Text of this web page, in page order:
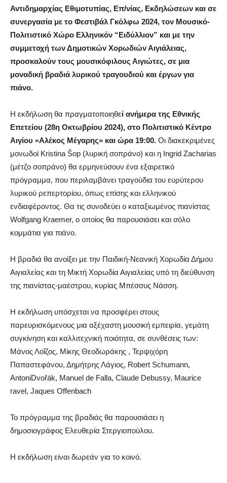
Αντιδημαρχίας Εθιμοτυπίας, Επ/νίας, Εκδηλώσεων και σε
συνεργασία με το Φεστιβάλ Γκόλφω 2024, τον Μουσικό-
Πολιτιστικό Χώρο Ελληνικόν “Ειδύλλιον” και με την
συμμετοχή των Δημοτικών Χορωδιών Αιγιάλειας,
προσκαλούν τους μουσικόφιλους Αιγιώτες, σε μια
μοναδική βραδιά λυρικού τραγουδιού και έργων για
πιάνο.
Η εκδήλωση θα πραγματοποιηθεί ανήμερα της Εθνικής
Επετείου (28η Οκτωβρίου 2024), στο Πολιτιστικό Κέντρο
Αιγίου «Αλέκος Μέγαρης» και ώρα 19:00. Οι διακεκριμένες
μονωδοί Kristina Šop (λυρική σοπράνο) και η Ingrid Zacharias
(μέτζο σοπράνο) θα ερμηνεύσουν ένα εξαιρετικό
πρόγραμμα, που περιλαμβάνει τραγούδια του ευρύτερου
λυρικού ρεπερτορίου, όπως επίσης και ελληνικού
ενδιαφέροντος. Θα τις συνοδεύει ο καταξιωμένος πιανίστας
Wolfgang Kraemer, ο οποίος θα παρουσιάσει και σόλο
κομμάτια για πιάνο.
H βραδιά θα ανοίξει με την Παιδική-Νεανική Χορωδία Δήμου
Αιγιαλείας και τη Μικτή Χορωδία Αιγιαλείας υπό τη διεύθυνση
της πιανίστας-μαέστρου, κυρίας Μπέσσυς Νάσση.
Η εκδήλωση υπόσχεται να προσφέρει στους
παρευρισκόμενους μια αξέχαστη μουσική εμπειρία, γεμάτη
συγκίνηση και καλλιτεχνική ποιότητα, σε συνθέσεις των:
Μάνος Λοΐζος, Μίκης Θεοδωράκης , Τερψιχόρη
Παπαστεφάνου, ΔημήτρηςΛάγιος, Robert Schumann,
AntoniDvořák, Manuel de Falla, Claude Debussy, Maurice
ravel, Jaques Offenbach
Το πρόγραμμα της βραδιάς θα παρουσιάσει η
δημοσιογράφος Ελευθερία Στεργιοπούλου.
Η εκδήλωση είναι δωρεάν για το κοινό.